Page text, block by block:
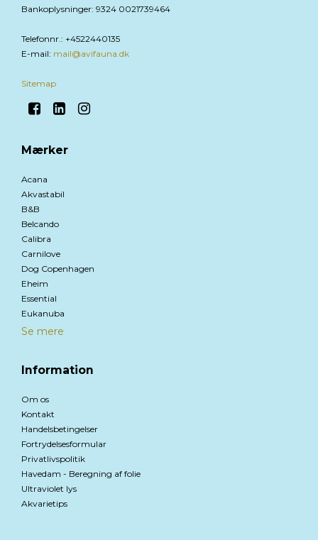
Bankoplysninger: 9324 0021739464
Telefonnr. : +4522440135
E-mail: mail@avifauna.dk
Sitemap
Mærker
Acana
Akvastabil
B&B
Belcando
Calibra
Carnilove
Dog Copenhagen
Eheim
Essential
Eukanuba
Se mere
Information
Om os
Kontakt
Handelsbetingelser
Fortrydelsesformular
Privatlivspolitik
Havedam - Beregning af folie
Ultraviolet lys
Akvarietips